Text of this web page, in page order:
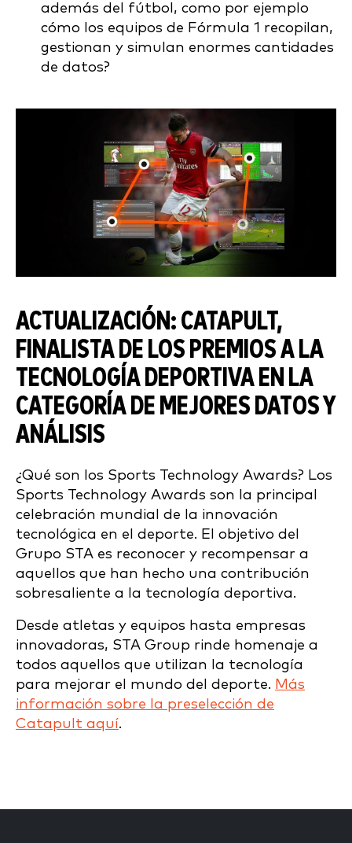
además del fútbol, como por ejemplo
cómo los equipos de Fórmula 1 recopilan,
gestionan y simulan enormes cantidades
de datos?
ACTUALIZACIÓN: CATAPULT,
FINALISTA DE LOS PREMIOS A LA
TECNOLOGÍA DEPORTIVA EN LA
CATEGORÍA DE MEJORES DATOS Y
ANÁLISIS
¿Qué son los Sports Technology Awards? Los
Sports Technology Awards son la principal
celebración mundial de la innovación
tecnológica en el deporte. El objetivo del
Grupo STA es reconocer y recompensar a
aquellos que han hecho una contribución
sobresaliente a la tecnología deportiva.
Desde atletas y equipos hasta empresas
innovadoras, STA Group rinde homenaje a
todos aquellos que utilizan la tecnología
para mejorar el mundo del deporte. Más
información sobre la preselección de
Catapult aquí.